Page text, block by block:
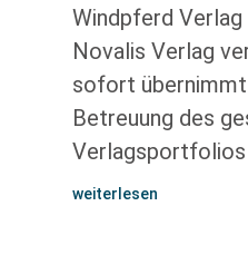
Windpferd Verlag
Novalis Verlag
sofort
Betreuung des
Verlagsportfolios
weiterlesen